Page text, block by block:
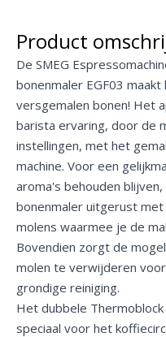
Product
De SMEG
bonenmaler EGF03
versgemalen bonen! Het
barista ervaring, door de
instellingen, met het
machine. Voor een
aroma's behouden
bonenmaler uitgerust
molens waarmee je de
Bovendien zorgt de
molen te verwijderen
grondige reiniging.
Het dubbele
speciaal voor het